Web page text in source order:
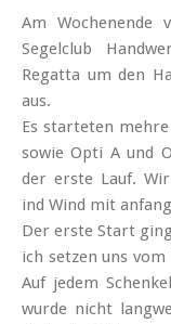
Am
Segelclub
Regatta um den
aus.
Es starteten mehre
sowie Opti A und
der erste Lauf.
ind Wind mit
Der erste Start
ich setzen uns
Auf jedem
wurde nicht